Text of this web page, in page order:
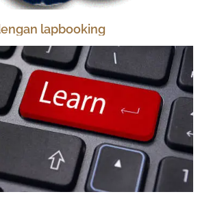
lapbooking